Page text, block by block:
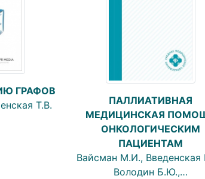
ГРАФОВ
Т.В.
ПАЛЛИАТИВНАЯ
МЕДИЦИНСКАЯ
ОНКОЛОГИЧЕСКИМ
ПАЦИЕНТАМ
Вайсман М.И., Введенская
Володин Б.Ю.,…